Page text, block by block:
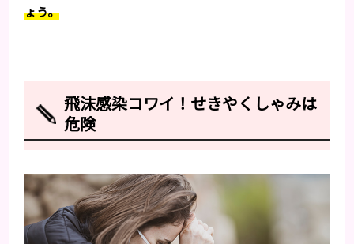
ょう。
飛沫感染コワイ！せきやくしゃみは
危険